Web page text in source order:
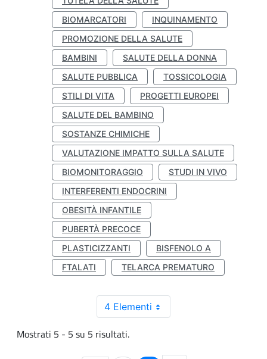
BIOMARCATORI
INQUINAMENTO
PROMOZIONE DELLA SALUTE
BAMBINI
SALUTE DELLA DONNA
SALUTE PUBBLICA
TOSSICOLOGIA
STILI DI VITA
PROGETTI EUROPEI
SALUTE DEL BAMBINO
SOSTANZE CHIMICHE
VALUTAZIONE IMPATTO SULLA SALUTE
BIOMONITORAGGIO
STUDI IN VIVO
INTERFERENTI ENDOCRINI
OBESITÀ INFANTILE
PUBERTÀ PRECOCE
PLASTICIZZANTI
BISFENOLO A
FTALATI
TELARCA PREMATURO
4 Elementi
Mostrati 5 - 5 su 5 risultati.